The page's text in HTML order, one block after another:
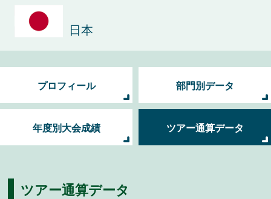
日本
プロフィール 部門別データ
年度別大会成績 ツアー通算データ
ツアー通算データ